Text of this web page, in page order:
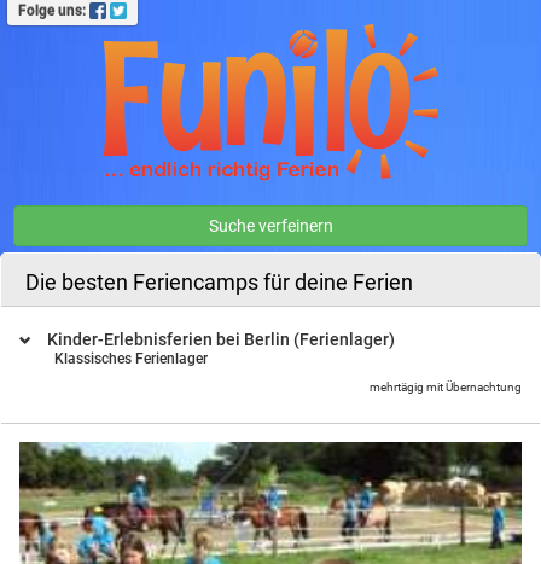
Folge uns:
Suche verfeinern
Die besten Feriencamps für deine Ferien
Kinder-Erlebnisferien bei Berlin (Ferienlager)
Klassisches Ferienlager
mehrtägig mit Übernachtung